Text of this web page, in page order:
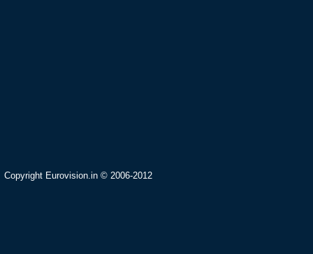
Copyright Eurovision.in © 2006-2012